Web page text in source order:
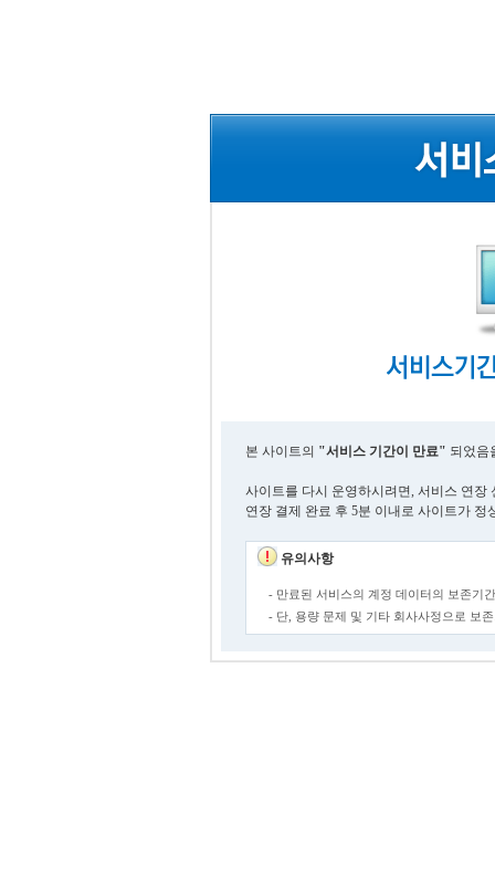
본 사이트의 "서비스 기간이 만료" 되었음
사이트를 다시 운영하시려면, 서비스 연장
연장 결제 완료 후 5분 이내로 사이트가 정
유의사항
- 만료된 서비스의 계정 데이터의 보존기
- 단, 용량 문제 및 기타 회사사정으로 보